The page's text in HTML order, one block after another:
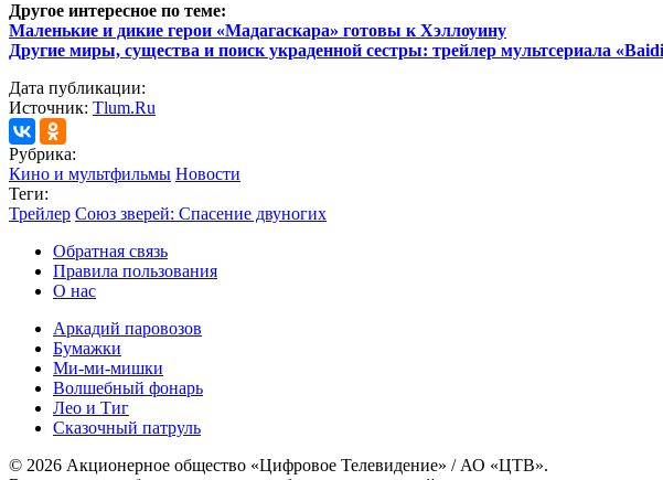
Другое интересное по теме:
Маленькие и дикие герои «Мадагаскара» готовы к Хэллоуину
Другие миры, существа и поиск украденной сестры: трейлер мультсериала
Дата публикации:
Источник: Tlum.Ru
Рубрика:
Кино и мультфильмы Новости
Теги:
Трейлер Союз зверей: Спасение двуногих
Обратная связь
Правила пользования
О нас
Аркадий паровозов
Бумажки
Ми-ми-мишки
Волшебный фонарь
Лео и Тиг
Сказочный патруль
© 2026 Акционерное общество «Цифровое Телевидение» / АО «ЦТВ».